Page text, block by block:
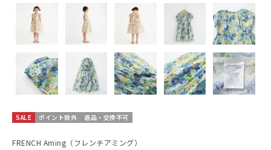
SALE ポイント除外 返品・交換不可
FRENCH Aming（フレンチアミング）